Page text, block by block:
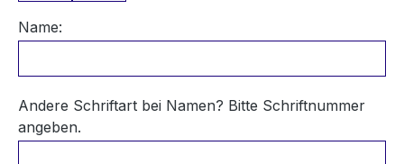
Name:
Andere Schriftart bei Namen? Bitte Schriftnummer
angeben.